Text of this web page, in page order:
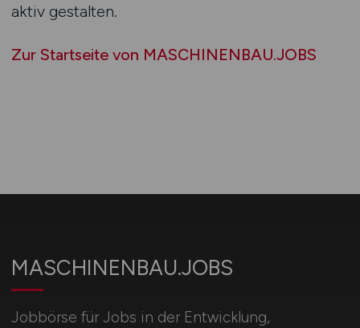
aktiv gestalten.
Zur Startseite von MASCHINENBAU.JOBS
MASCHINENBAU.JOBS
Jobbörse für Jobs in der Entwicklung,